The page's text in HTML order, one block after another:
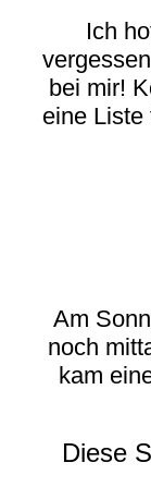
Ich
bei mir!
eine Liste
Am
noch
kam
Diese